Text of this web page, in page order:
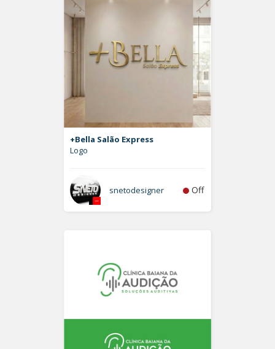
+Bella Salão Express
Logo
snetodesigner Off